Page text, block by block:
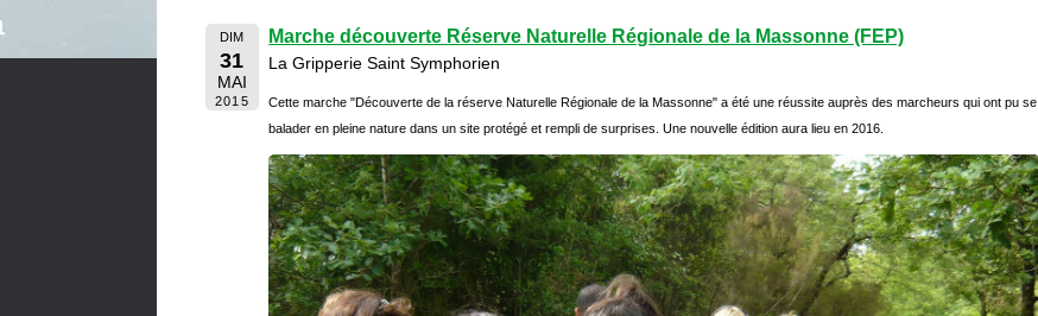
DIM
31
MAI
2015
Marche découverte Réserve Naturelle Régionale de la Massonne (FEP)
La Gripperie Saint Symphorien
Cette marche "Découverte de la réserve Naturelle Régionale de la Massonne" a été une réussite auprès des marcheurs qui ont pu se
balader en pleine nature dans un site protégé et rempli de surprises. Une nouvelle édition aura lieu en 2016.